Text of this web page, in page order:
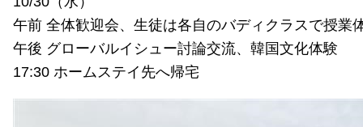
午前 全体歓迎会、生徒は各自のバディクラスで授業
午後 グローバルイシュー討論交流、韓国文化体験
17:30 ホームステイ先へ帰宅